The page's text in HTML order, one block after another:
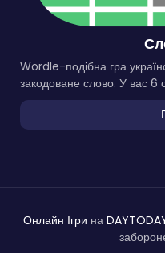
Wordle-подібна гра
закодоване слово. У вас 6
Онлайн Ігри на